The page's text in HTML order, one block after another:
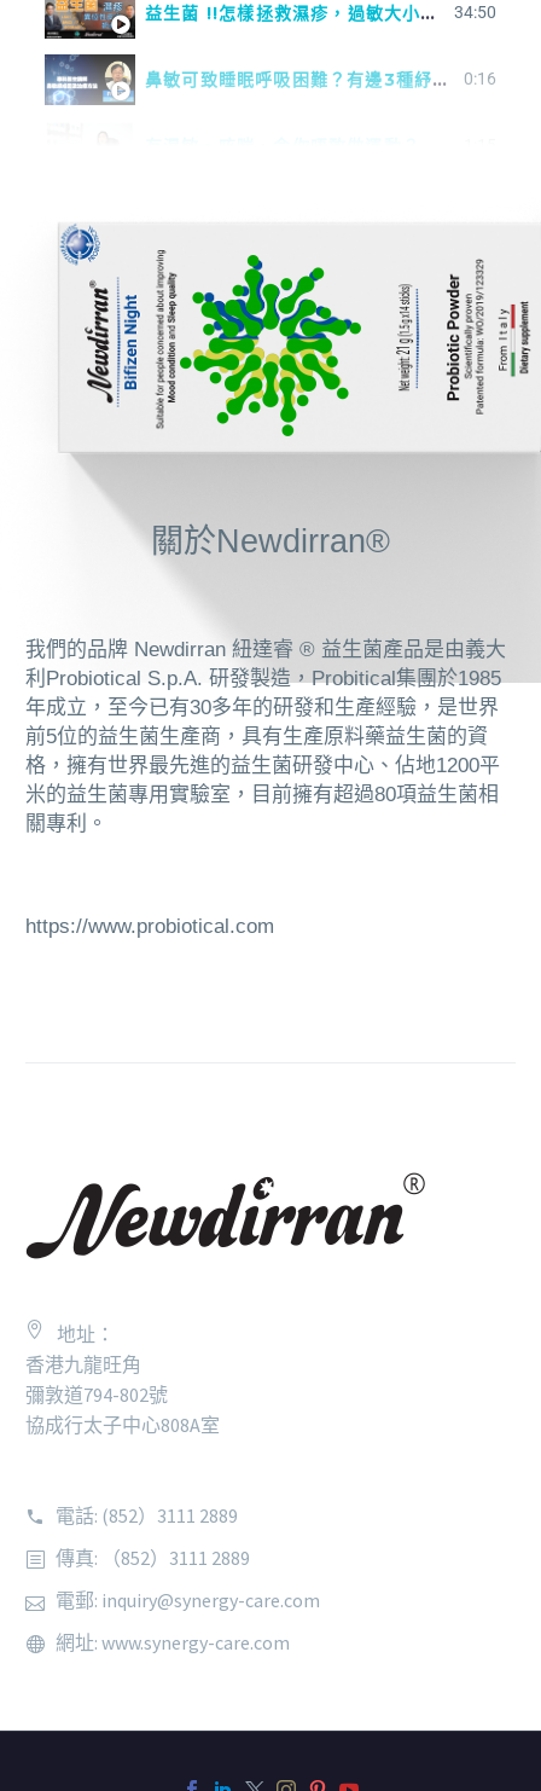
益生菌 !!怎樣拯救濕疹，過敏大小病人? 如何選擇益生菌 ? L 痕不可擋 L異位性皮炎 L 奶癬 L#侯鈞翔#CONTIPSHK# 陳偉明#過癮醫學#益生菌#濕疹#奶癬#異位性皮炎 34:50
鼻敏可致睡眠呼吸困難？有邊3種紓緩方法？ 0:16
腸漏可引致氣喘同皮膚痕癢？究竟係咩嚟？ 1:16
轉季咳喘發作 點先可以舒服啲？ 1:08
關於Newdirran®
我們的品牌 Newdirran 紐達睿 ® 益生菌產品是由義大
利Probiotical S.p.A. 研發製造，Probitical集團於1985
年成立，至今已有30多年的研發和生產經驗，是世界
前5位的益生菌生產商，具有生產原料藥益生菌的資
格，擁有世界最先進的益生菌研發中心、佔地1200平
米的益生菌專用實驗室，目前擁有超過80項益生菌相
關專利。
https://www.probiotical.com
地址：
香港九龍旺角
彌敦道794-802號
協成行太子中心808A室
電話: (852）3111 2889
傳真: （852）3111 2889
電郵: inquiry@synergy-care.com
網址: www.synergy-care.com